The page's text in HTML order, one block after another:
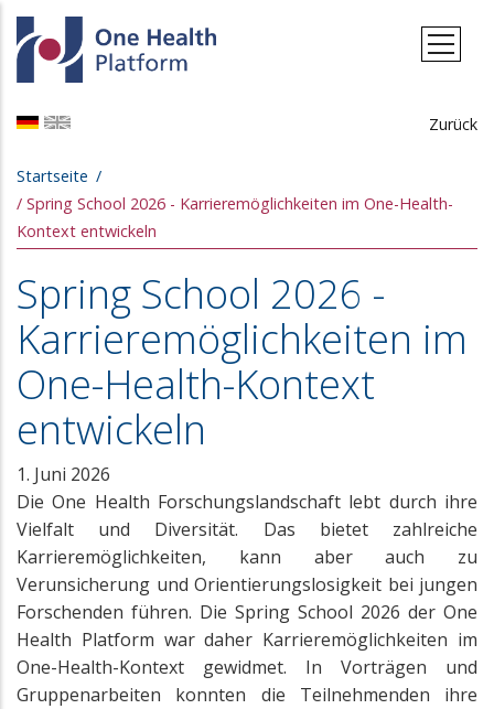
Direkt zum Inhalt
Zurück
Pfadnavigation
Startseite
Spring School 2026 - Karrieremöglichkeiten im One-Health-
Kontext entwickeln
Spring School 2026 -
Karrieremöglichkeiten im
One-Health-Kontext
entwickeln
1. Juni 2026
Die One Health Forschungslandschaft lebt durch ihre
Vielfalt und Diversität. Das bietet zahlreiche
Karrieremöglichkeiten, kann aber auch zu
Verunsicherung und Orientierungslosigkeit bei jungen
Forschenden führen. Die Spring School 2026 der One
Health Platform war daher Karrieremöglichkeiten im
One-Health-Kontext gewidmet. In Vorträgen und
Gruppenarbeiten konnten die Teilnehmenden ihre